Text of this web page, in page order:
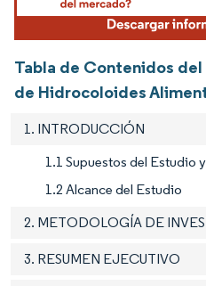
Tabla de Contenidos
de Hidrocoloides
1. INTRODUCCIÓN
1.1 Supuestos del Estudio
1.2 Alcance del Estudio
2. METODOLOGÍA DE
3. RESUMEN EJECUTIVO